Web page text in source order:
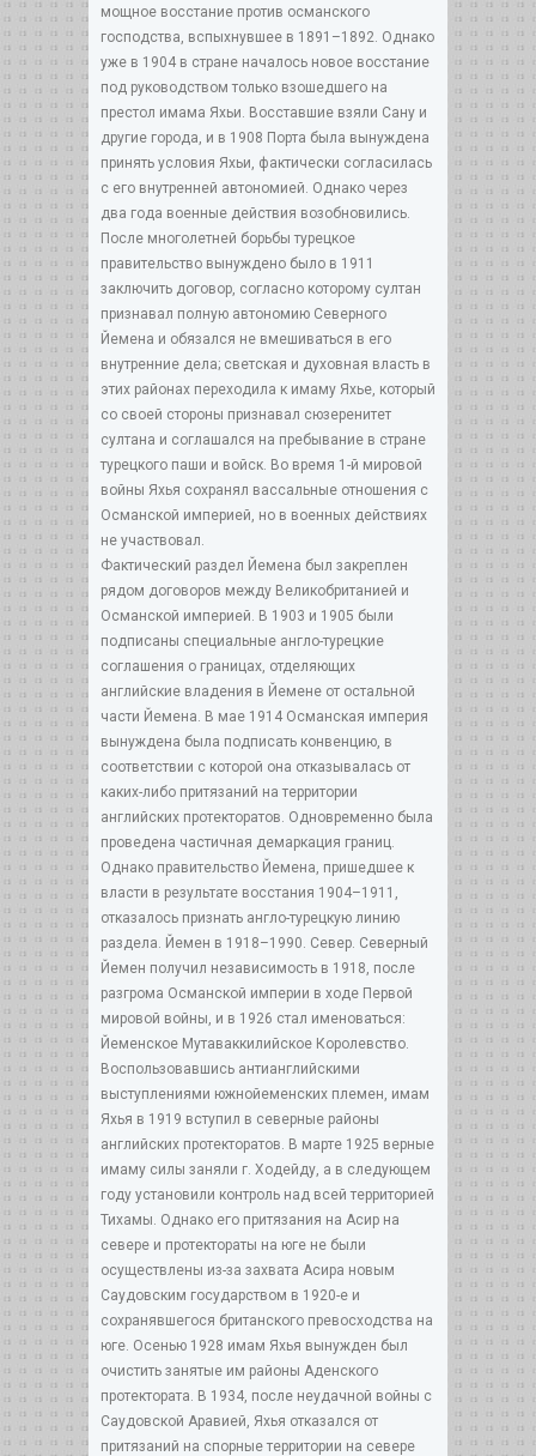
мощное восстание против османского
господства, вспыхнувшее в 1891–1892. Однако
уже в 1904 в стране началось новое восстание
под руководством только взошедшего на
престол имама Яхьи. Восставшие взяли Сану и
другие города, и в 1908 Порта была вынуждена
принять условия Яхьи, фактически согласилась
с его внутренней автономией. Однако через
два года военные действия возобновились.
После многолетней борьбы турецкое
правительство вынуждено было в 1911
заключить договор, согласно которому султан
признавал полную автономию Северного
Йемена и обязался не вмешиваться в его
внутренние дела; светская и духовная власть в
этих районах переходила к имаму Яхье, который
со своей стороны признавал сюзеренитет
султана и соглашался на пребывание в стране
турецкого паши и войск. Во время 1-й мировой
войны Яхья сохранял вассальные отношения с
Османской империей, но в военных действиях
не участвовал.
Фактический раздел Йемена был закреплен
рядом договоров между Великобританией и
Османской империей. В 1903 и 1905 были
подписаны специальные англо-турецкие
соглашения о границах, отделяющих
английские владения в Йемене от остальной
части Йемена. В мае 1914 Османская империя
вынуждена была подписать конвенцию, в
соответствии с которой она отказывалась от
каких-либо притязаний на территории
английских протекторатов. Одновременно была
проведена частичная демаркация границ.
Однако правительство Йемена, пришедшее к
власти в результате восстания 1904–1911,
отказалось признать англо-турецкую линию
раздела. Йемен в 1918–1990. Север. Северный
Йемен получил независимость в 1918, после
разгрома Османской империи в ходе Первой
мировой войны, и в 1926 стал именоваться:
Йеменское Мутаваккилийское Королевство.
Воспользовавшись антианглийскими
выступлениями южнойеменских племен, имам
Яхья в 1919 вступил в северные районы
английских протекторатов. В марте 1925 верные
имаму силы заняли г. Ходейду, а в следующем
году установили контроль над всей территорией
Тихамы. Однако его притязания на Асир на
севере и протектораты на юге не были
осуществлены из-за захвата Асира новым
Саудовским государством в 1920-е и
сохранявшегося британского превосходства на
юге. Осенью 1928 имам Яхья вынужден был
очистить занятые им районы Аденского
протектората. В 1934, после неудачной войны с
Саудовской Аравией, Яхья отказался от
притязаний на спорные территории на севере